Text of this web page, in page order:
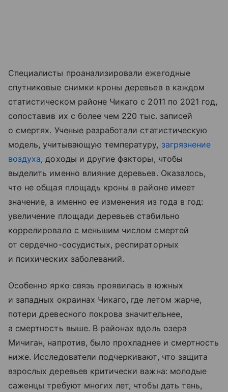
Специалисты проанализировали ежегодные
спутниковые снимки кроны деревьев в каждом
статистическом районе Чикаго с 2011 по 2021 год,
сопоставив их с более чем 220 тыс. записей
о смертях. Ученые разработали статистическую
модель, учитывающую температуру, загрязнение
воздуха, доходы и другие факторы, чтобы
выделить именно влияние деревьев. Оказалось,
что не общая площадь кроны в районе имеет
значение, а именно ее изменения из года в год:
увеличение площади деревьев стабильно
коррелировало с меньшим числом смертей
от сердечно-сосудистых, респираторных
и психических заболеваний.
Особенно ярко связь проявилась в южных
и западных окраинах Чикаго, где летом жарче,
потери древесного покрова значительнее,
а смертность выше. В районах вдоль озера
Мичиган, напротив, было прохладнее и смертность
ниже. Исследователи подчеркивают, что защита
взрослых деревьев критически важна: молодые
саженцы требуют многих лет, чтобы дать тень,